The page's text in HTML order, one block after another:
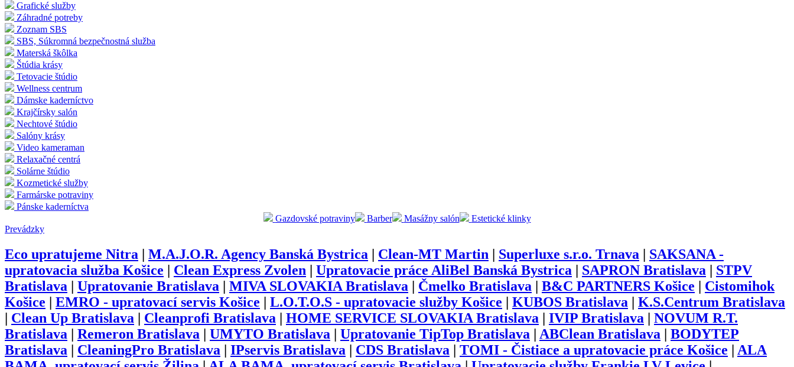
Grafické služby
Záhradné potreby
Zoznam SBS
SBS, Súkromná bezpečnostná služba
Materská škôlka
Štúdia krásy
Tetovacie štúdio
Wellness centrum
Dámske kaderníctvo
Krajčírsky salón
Nechtové štúdio
Salóny krásy
Video kameraman
Relaxačné centrá
Solárne štúdio
Kozmetické služby
Farmárske potraviny
Pánske kaderníctva
Gazdovské potraviny
Barber Masážny salón
Estetické klinky
Prevádzky
Eco upratujeme Nitra M.A.J.O.R. Agency Banská Bystrica Clean-MT Martin Superluxe s.r.o. Trnava
SAKSANA -
upratovacia služba Košice
Clean Express Zvolen Upratovacie práce AliBel Banská Bystrica SAPRON Bratislava
STPV
Bratislava
Upratovanie Bratislava MIVA SLOVAKIA Bratislava Čmelko Bratislava B&C PARTNERS Košice
Cistomihok
Košice
EMRO - upratovací servis Košice L.O.T.O.S - upratovacie služby Košice KUBOS Bratislava
K.S.Centrum Bratislava
Clean Up Bratislava Cleanprofi Bratislava HOME SERVICE SLOVAKIA Bratislava IVIP Bratislava
NOVUM R.T.
Bratislava
Remeron Bratislava UMYTO Bratislava Upratovanie TipTop Bratislava ABClean Bratislava
BODYTEP
Bratislava
CleaningPro Bratislava IPservis Bratislava CDS Bratislava TOMI - Čistiace a upratovacie práce Košice
ALA